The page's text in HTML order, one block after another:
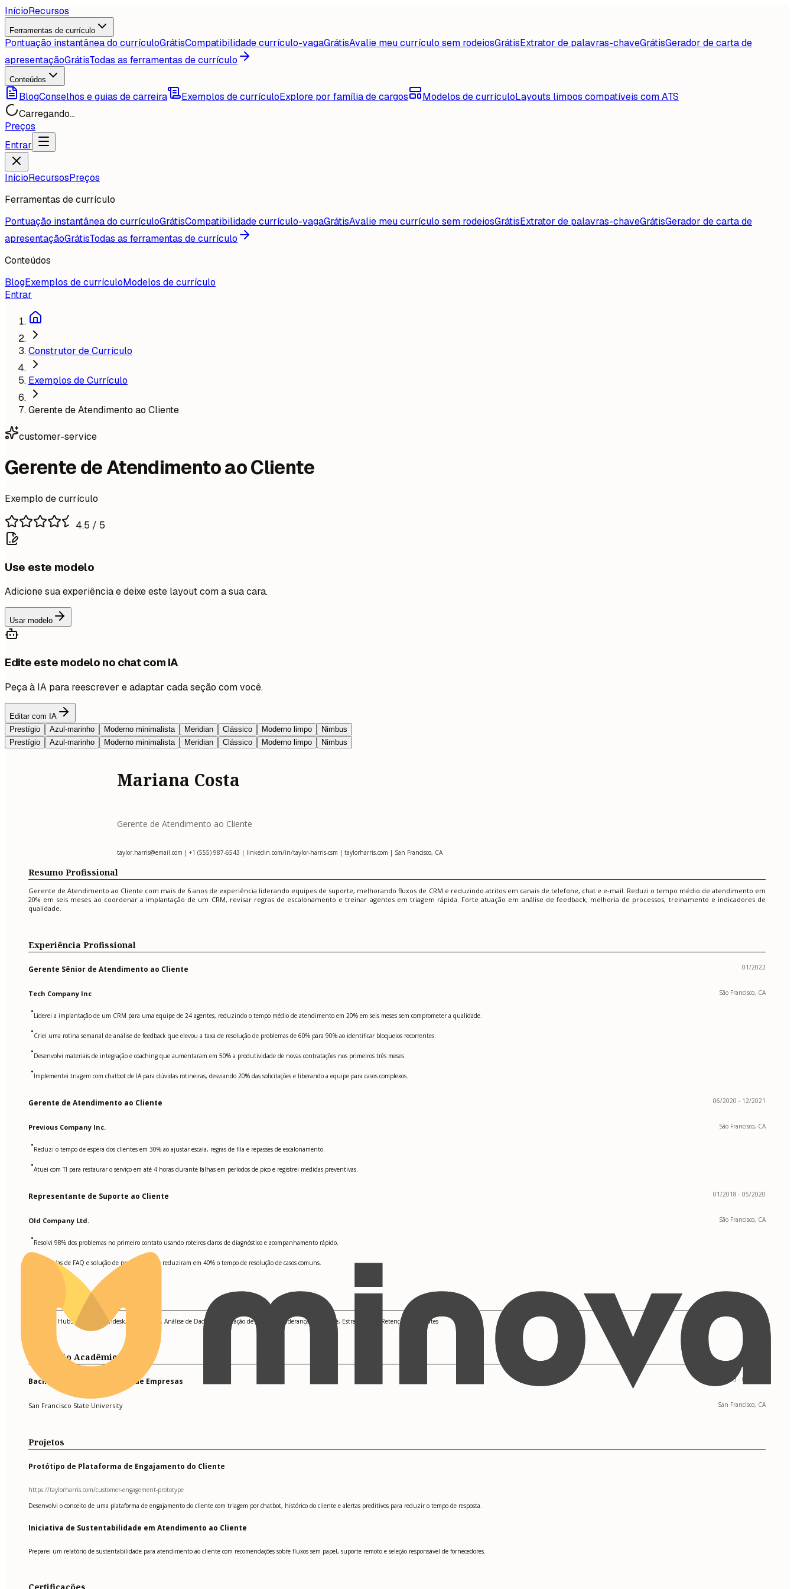
InícioRecursos
Ferramentas de currículo
Pontuação instantânea do currículoGrátisCompatibilidade currículo-vagaGrátisAvalie meu currículo sem rodeiosGrátisExtrator de palavras-chaveGrátisGerador de carta de
apresentaçãoGrátisTodas as ferramentas de currículo
Conteúdos
BlogConselhos e guias de carreira Exemplos de currículoExplore por família de cargos Modelos de currículoLayouts limpos compatíveis com ATS
Carregando...
Preços
Entrar
InícioRecursosPreços
Ferramentas de currículo
Pontuação instantânea do currículoGrátisCompatibilidade currículo-vagaGrátisAvalie meu currículo sem rodeiosGrátisExtrator de palavras-chaveGrátisGerador de carta de
apresentaçãoGrátisTodas as ferramentas de currículo
Conteúdos
BlogExemplos de currículoModelos de currículo
Entrar
Construtor de Currículo
Exemplos de Currículo
Gerente de Atendimento ao Cliente
customer-service
Gerente de Atendimento ao Cliente
Exemplo de currículo
4.5 / 5
Use este modelo
Adicione sua experiência e deixe este layout com a sua cara.
Usar modelo
Edite este modelo no chat com IA
Peça à IA para reescrever e adaptar cada seção com você.
Editar com IA
Prestígio
Azul-marinho Moderno minimalista Meridian Clássico Moderno limpo
Nimbus
Prestígio
Azul-marinho Moderno minimalista Meridian Clássico Moderno limpo Nimbus
Mariana Costa
Gerente de Atendimento ao Cliente
taylor.harris@email.com | +1 (555) 987-6543 | linkedin.com/in/taylor-harris-csm | taylorharris.com | San Francisco, CA
Resumo Profissional
Gerente de Atendimento ao Cliente com mais de 6 anos de experiência liderando equipes de suporte, melhorando fluxos de CRM e reduzindo atritos em canais de telefone, chat e e-mail. Reduzi o tempo médio de atendimento em
20% em seis meses ao coordenar a implantação de um CRM, revisar regras de escalonamento e treinar agentes em triagem rápida. Forte atuação em análise de feedback, melhoria de processos, treinamento e indicadores de
qualidade.
Experiência Profissional
Gerente Sênior de Atendimento ao Cliente 01/2022
Tech Company Inc São Francisco, CA
•Liderei a implantação de um CRM para uma equipe de 24 agentes, reduzindo o tempo médio de atendimento em 20% em seis meses sem comprometer a qualidade.
•Criei uma rotina semanal de análise de feedback que elevou a taxa de resolução de problemas de 60% para 90% ao identificar bloqueios recorrentes.
•Desenvolvi materiais de integração e coaching que aumentaram em 50% a produtividade de novas contratações nos primeiros três meses.
•Implementei triagem com chatbot de IA para dúvidas rotineiras, desviando 20% das solicitações e liberando a equipe para casos complexos.
Gerente de Atendimento ao Cliente 06/2020 - 12/2021
Previous Company Inc. São Francisco, CA
•Reduzi o tempo de espera dos clientes em 30% ao ajustar escala, regras de fila e repasses de escalonamento.
•Atuei com TI para restaurar o serviço em até 4 horas durante falhas em períodos de pico e registrei medidas preventivas.
Representante de Suporte ao Cliente 01/2018 - 05/2020
Old Company Ltd. São Francisco, CA
•Resolvi 98% dos problemas no primeiro contato usando roteiros claros de diagnóstico e acompanhamento rápido.
Criei guias de FAQ e solução de problemas que reduziram em 40% o tempo de resolução de casos comuns.
Competências
Salesforce, HubSpot CRM, Zendesk, AI Chatbots, Análise de Dados, Otimização de Processos, Liderança de Equipe, Estratégias de Retenção de Clientes
Formação Acadêmica
Bacharel em Administração de Empresas 09/2013 - 05/2017
San Francisco State University San Francisco, CA
Projetos
Protótipo de Plataforma de Engajamento do Cliente
https://taylorharris.com/customer-engagement-prototype
Desenvolvi o conceito de uma plataforma de engajamento do cliente com triagem por chatbot, histórico do cliente e alertas preditivos para reduzir o tempo de resposta.
Iniciativa de Sustentabilidade em Atendimento ao Cliente
Preparei um relatório de sustentabilidade para atendimento ao cliente com recomendações sobre fluxos sem papel, suporte remoto e seleção responsável de fornecedores.